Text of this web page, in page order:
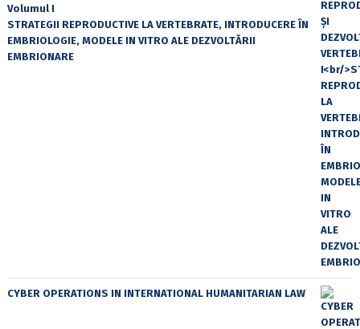
Volumul I
STRATEGII REPRODUCTIVE LA VERTEBRATE, INTRODUCERE ÎN
EMBRIOLOGIE, MODELE IN VITRO ALE DEZVOLTĂRII
EMBRIONARE
CYBER OPERATIONS IN INTERNATIONAL HUMANITARIAN LAW